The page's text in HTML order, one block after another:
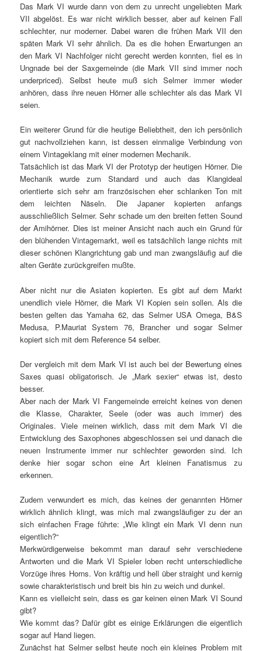
Das Mark VI wurde dann von dem zu unrecht ungeliebten Mark
VII abgelöst. Es war nicht wirklich besser, aber auf keinen Fall
schlechter, nur moderner. Dabei waren die frühen Mark VII den
späten Mark VI sehr ähnlich. Da es die hohen Erwartungen an
den Mark VI Nachfolger nicht gerecht werden konnten, fiel es in
Ungnade bei der Saxgemeinde (die Mark VII sind immer noch
underpriced). Selbst heute muß sich Selmer immer wieder
anhören, dass ihre neuen Hörner alle schlechter als das Mark VI
seien.
Ein weiterer Grund für die heutige Beliebtheit, den ich persönlich
gut nachvollziehen kann, ist dessen einmalige Verbindung von
einem Vintageklang mit einer modernen Mechanik.
Tatsächlich ist das Mark VI der Prototyp der heutigen Hörner. Die
Mechanik wurde zum Standard und auch das Klangideal
orientierte sich sehr am französischen eher schlanken Ton mit
dem leichten Näseln. Die Japaner kopierten anfangs
ausschließlich Selmer. Sehr schade um den breiten fetten Sound
der Amihörner. Dies ist meiner Ansicht nach auch ein Grund für
den blühenden Vintagemarkt, weil es tatsächlich lange nichts mit
dieser schönen Klangrichtung gab und man zwangsläufig auf die
alten Geräte zurückgreifen mußte.
Aber nicht nur die Asiaten kopierten. Es gibt auf dem Markt
unendlich viele Hörner, die Mark VI Kopien sein sollen. Als die
besten gelten das Yamaha 62, das Selmer USA Omega, B&S
Medusa, P.Mauriat System 76, Brancher und sogar Selmer
kopiert sich mit dem Reference 54 selber.
Der vergleich mit dem Mark VI ist auch bei der Bewertung eines
Saxes quasi obligatorisch. Je „Mark sexier“ etwas ist, desto
besser.
Aber nach der Mark VI Fangemeinde erreicht keines von denen
die Klasse, Charakter, Seele (oder was auch immer) des
Originales. Viele meinen wirklich, dass mit dem Mark VI die
Entwicklung des Saxophones abgeschlossen sei und danach die
neuen Instrumente immer nur schlechter geworden sind. Ich
denke hier sogar schon eine Art kleinen Fanatismus zu
erkennen.
Zudem verwundert es mich, das keines der genannten Hörner
wirklich ähnlich klingt, was mich mal zwangsläufiger zu der an
sich einfachen Frage führte: „Wie klingt ein Mark VI denn nun
eigentlich?“
Merkwürdigerweise bekommt man darauf sehr verschiedene
Antworten und die Mark VI Spieler loben recht unterschiedliche
Vorzüge ihres Horns. Von kräftig und hell über straight und kernig
sowie charakteristisch und breit bis hin zu weich und dunkel.
Kann es vielleicht sein, dass es gar keinen einen Mark VI Sound
gibt?
Wie kommt das? Dafür gibt es einige Erklärungen die eigentlich
sogar auf Hand liegen.
Zunächst hat Selmer selbst heute noch ein kleines Problem mit